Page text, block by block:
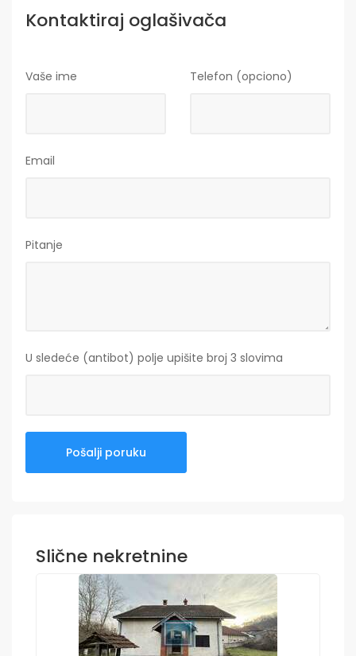
Kontaktiraj oglašivača
Vaše ime Telefon (opciono)
Email
Pitanje
U sledeće (antibot) polje upišite broj 3 slovima
Slične nekretnine